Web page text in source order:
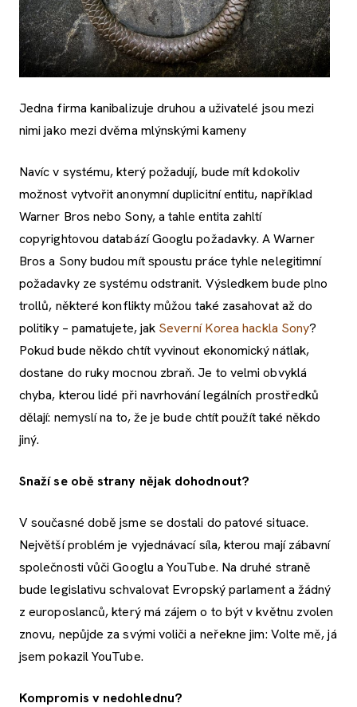
Jedna firma kanibalizuje druhou a uživatelé jsou mezi
nimi jako mezi dvěma mlýnskými kameny
Navíc v systému, který požadují, bude mít kdokoliv
možnost vytvořit anonymní duplicitní entitu, například
Warner Bros nebo Sony, a tahle entita zahltí
copyrightovou databází Googlu požadavky. A Warner
Bros a Sony budou mít spoustu práce tyhle nelegitimní
požadavky ze systému odstranit. Výsledkem bude plno
trollů, některé konflikty můžou také zasahovat až do
politiky – pamatujete, jak Severní Korea hackla Sony?
Pokud bude někdo chtít vyvinout ekonomický nátlak,
dostane do ruky mocnou zbraň. Je to velmi obvyklá
chyba, kterou lidé při navrhování legálních prostředků
dělají: nemyslí na to, že je bude chtít použít také někdo
jiný.
Snaží se obě strany nějak dohodnout?
V současné době jsme se dostali do patové situace.
Největší problém je vyjednávací síla, kterou mají zábavní
společnosti vůči Googlu a YouTube. Na druhé straně
bude legislativu schvalovat Evropský parlament a žádný
z europoslanců, který má zájem o to být v květnu zvolen
znovu, nepůjde za svými voliči a neřekne jim: Volte mě, já
jsem pokazil YouTube.
Kompromis v nedohlednu?